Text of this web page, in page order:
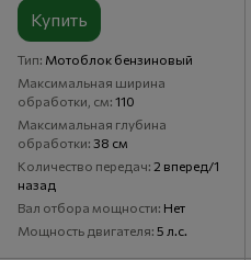
Купить
Тип Мотоблок бензиновый
Максимальная ширина
обработки, см 110
Максимальная глубина
обработки 38 см
Количество передач 2 вперед/1
назад
Вал отбора мощности Нет
Мощность двигателя 5 л.с.